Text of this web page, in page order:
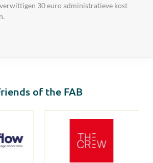
30 euro administratieve kost
of the FAB